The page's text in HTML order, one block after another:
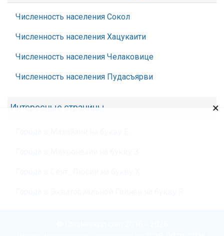
Численность населения Сокол
Численность населения Хацукаити
Численность населения Челаковице
Численность населения Пудасъярви
Интересные страницы ×